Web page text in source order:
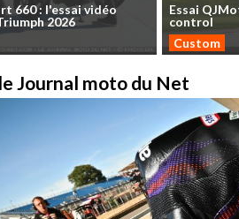
660: l'essaividéo
2026
Essai
control
Custom
Journal moto du Net